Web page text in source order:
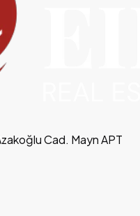
Cad. Mayn APT